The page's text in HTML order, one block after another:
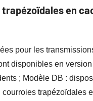
en
pour les
disponibles en
; Modèle DB :
trapézoïdales